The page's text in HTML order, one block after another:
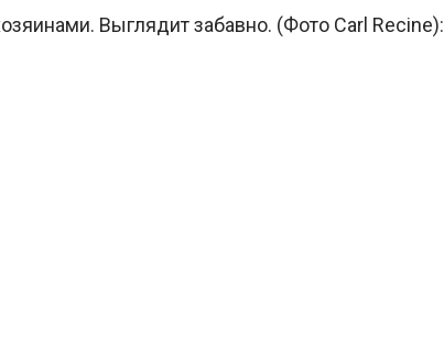
Выглядит забавно. (Фото Carl Recine):